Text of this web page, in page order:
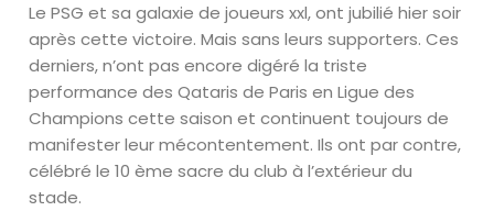
Le PSG et sa galaxie de joueurs xxl, ont jubilié hier soir
après cette victoire. Mais sans leurs supporters. Ces
derniers, n’ont pas encore digéré la triste
performance des Qataris de Paris en Ligue des
Champions cette saison et continuent toujours de
manifester leur mécontentement. Ils ont par contre,
célébré le 10 ème sacre du club à l’extérieur du
stade.